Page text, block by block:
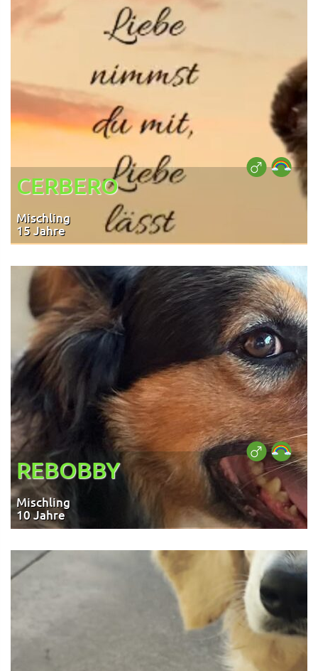
CERBERO
Mischling
15 Jahre
REBOBBY
Mischling
10 Jahre